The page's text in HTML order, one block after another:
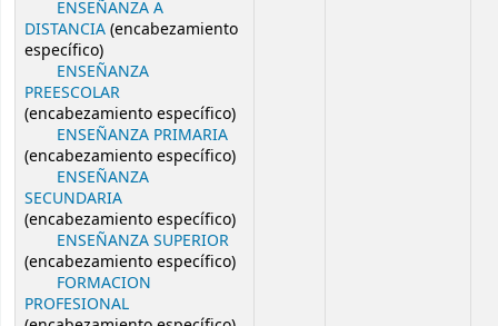
ENSEÑANZA A
DISTANCIA(encabezamiento
específico)
ENSEÑANZA
PREESCOLAR
(encabezamiento específico)
ENSEÑANZA PRIMARIA
(encabezamiento específico)
ENSEÑANZA
SECUNDARIA
(encabezamiento específico)
ENSEÑANZA SUPERIOR
(encabezamiento específico)
FORMACION
PROFESIONAL